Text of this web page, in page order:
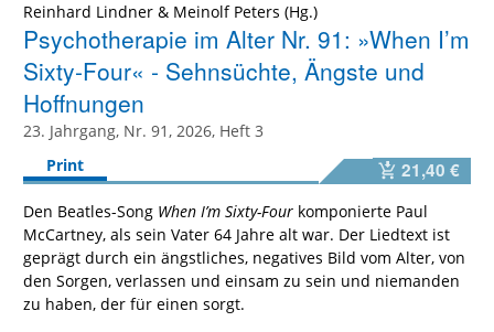
Reinhard Lindner & Meinolf Peters
Psychotherapie im Alter Nr. 91: »When I’m
Sixty-Four« - Sehnsüchte, Ängste und
Hoffnungen
23. Jahrgang, Nr. 91, 2026, Heft 3
Print
21,40 €
Den Beatles-Song When I’m Sixty-Four komponierte Paul
McCartney, als sein Vater 64 Jahre alt war. Der Liedtext ist
geprägt durch ein ängstliches, negatives Bild vom Alter, von
den Sorgen, verlassen und einsam zu sein und niemanden
zu haben, der für einen sorgt.